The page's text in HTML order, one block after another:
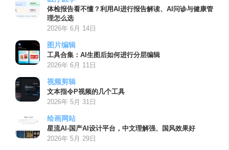
体检报告看不懂？利用AI进行报告解读、AI问诊与健康管
理怎么选
2026年 6月 14日
图片编辑
工具合集：AI生图后如何进行分层编辑
2026年 6月 11日
视频剪辑
文本指令P视频的几个工具
2026年 5月 31日
绘画网站
星流AI-国产AI设计平台，中文理解强、国风效果好
2026年 5月 29日